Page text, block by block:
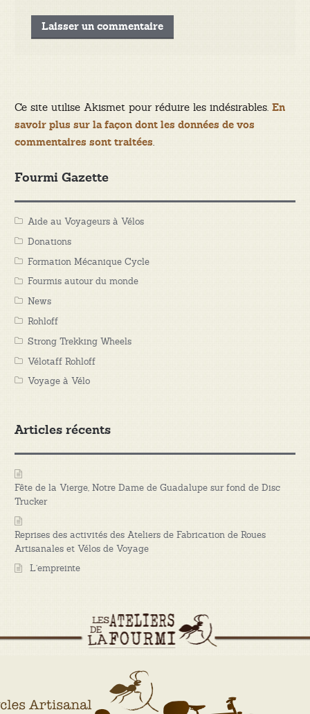
Ce site utilise Akismet pour réduire les indésirables. En
savoir plus sur la façon dont les données de vos
commentaires sont traitées.
Fourmi Gazette
Aide au Voyageurs à Vélos
Donations
Formation Mécanique Cycle
Fourmis autour du monde
News
Rohloff
Strong Trekking Wheels
Vélotaff Rohloff
Voyage à Vélo
Articles récents
Fête de la Vierge, Notre Dame de Guadalupe sur fond de Disc
Trucker
Reprises des activités des Ateliers de Fabrication de Roues
Artisanales et Vélos de Voyage
L’empreinte